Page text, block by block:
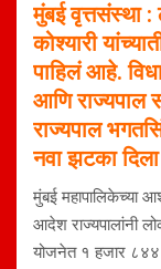
मुंबई वृत्तसंस्था
कोश्यारी
पाहिलं आहे.
आणि राज्यपाल
राज्यपाल
नवा झटका
मुंबई महापालिकेच्या
आदेश राज्यपालांनी
योजनेत १ हजार ८४४